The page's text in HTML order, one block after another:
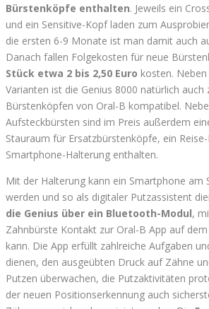
Bürstenköpfe enthalten. Jeweils ein
und ein Sensitive-Kopf laden zum
die ersten 6-9 Monate ist man damit auch
Danach fallen Folgekosten für neue
Stück etwa 2 bis 2,50 Euro kosten.
Varianten ist die Genius 8000 natürlich auch
Bürstenköpfen von Oral-B kompatibel.
Aufsteckbürsten sind im Preis außerdem
Stauraum für Ersatzbürstenköpfe, ein
Smartphone-Halterung enthalten.
Mit der Halterung kann ein Smartphone am
werden und so als digitaler Putzassistent
die Genius über ein Bluetooth-Modul,
Zahnbürste Kontakt zur Oral-B App auf
kann. Die App erfüllt zahlreiche Aufgaben
dienen, den ausgeübten Druck auf Zähne
Putzen überwachen, die Putzaktivitäten
der neuen Positionserkennung auch